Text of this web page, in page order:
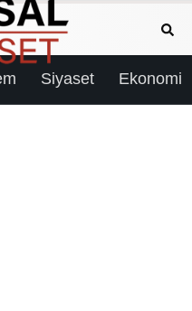
Siyaset Ekonomi